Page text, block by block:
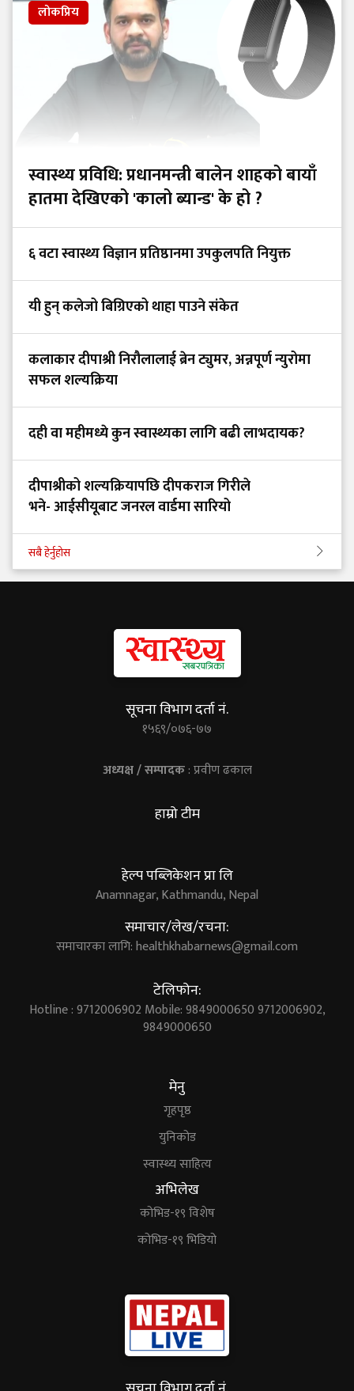
लोकप्रिय
स्वास्थ्य प्रविधि: प्रधानमन्त्री बालेन शाहको बायाँ
हातमा देखिएको 'कालो ब्यान्ड' के हो ?
६ वटा स्वास्थ्य विज्ञान प्रतिष्ठानमा उपकुलपति नियुक्त
यी हुन् कलेजो बिग्रिएको थाहा पाउने संकेत
कलाकार दीपाश्री निरौलालाई ब्रेन ट्युमर, अन्नपूर्ण न्युरोमा
सफल शल्यक्रिया
दही वा महीमध्ये कुन स्वास्थ्यका लागि बढी लाभदायक?
दीपाश्रीको शल्यक्रियापछि दीपकराज गिरीले
भने- आईसीयूबाट जनरल वार्डमा सारियो
सबै हेर्नुहोस
सूचना विभाग दर्ता नं.
१५६९/०७६-७७
अध्यक्ष / सम्पादक: प्रवीण ढकाल
हाम्रो टीम
हेल्प पब्लिकेशन प्रा लि
Anamnagar, Kathmandu, Nepal
समाचार/लेख/रचना:
समाचारका लागि:healthkhabarnews@gmail.com
टेलिफोन:
Hotline : 9712006902 Mobile: 9849000650 9712006902,
9849000650
मेनु
गृहपृष्ठ
युनिकोड
स्वास्थ्य साहित्य
अभिलेख
कोभिड-१९ विशेष
कोभिड-१९ भिडियो